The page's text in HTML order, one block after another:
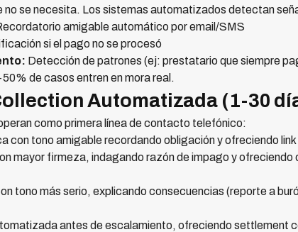
no se necesita. Los sistemas automatizados detectan
amigable automático por email/SMS
si el pago no se procesó
Detección de patrones (ej: prestatario que siempre
de casos entren en mora real.
Automatizada (1-30
como primera línea de contacto telefónico:
con tono amigable recordando obligación y ofreciendo
mayor firmeza, indagando razón de impago y
tono más serio, explicando consecuencias (reporte a
antes de escalamiento, ofreciendo settlement